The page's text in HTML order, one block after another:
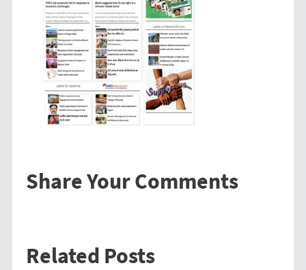
Share Your Comments
Related Posts